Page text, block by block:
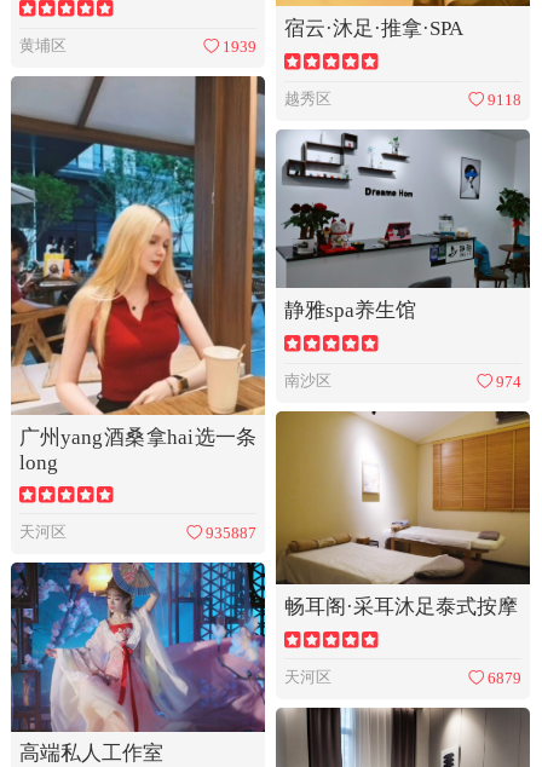
黄埔区 1939
宿云·沐足·推拿·SPA
越秀区 9118
广州yang酒桑拿hai选一条
long
天河区 935887
静雅spa养生馆
南沙区 974
畅耳阁·采耳沐足泰式按摩
天河区 6879
高端私人工作室